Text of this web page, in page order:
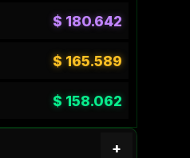
$ 180.642
$ 165.589
$ 158.062
+